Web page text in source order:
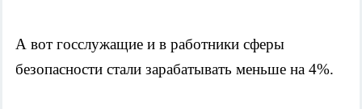
А вот госслужащие и в работники сферы
безопасности стали зарабатывать меньше на 4%.